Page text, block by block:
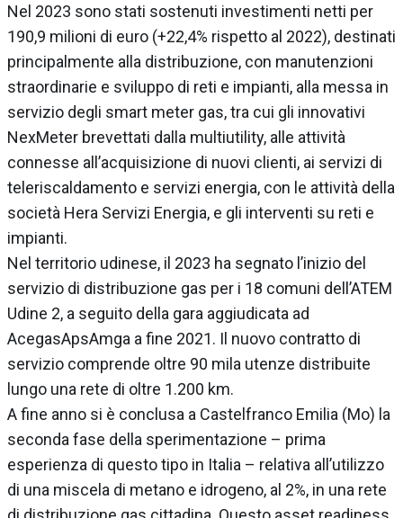
Nel 2023 sono stati sostenuti investimenti netti per
190,9 milioni di euro (+22,4% rispetto al 2022), destinati
principalmente alla distribuzione, con manutenzioni
straordinarie e sviluppo di reti e impianti, alla messa in
servizio degli smart meter gas, tra cui gli innovativi
NexMeter brevettati dalla multiutility, alle attività
connesse all’acquisizione di nuovi clienti, ai servizi di
teleriscaldamento e servizi energia, con le attività della
società Hera Servizi Energia, e gli interventi su reti e
impianti.
Nel territorio udinese, il 2023 ha segnato l’inizio del
servizio di distribuzione gas per i 18 comuni dell’ATEM
Udine 2, a seguito della gara aggiudicata ad
AcegasApsAmga a fine 2021. Il nuovo contratto di
servizio comprende oltre 90 mila utenze distribuite
lungo una rete di oltre 1.200 km.
A fine anno si è conclusa a Castelfranco Emilia (Mo) la
seconda fase della sperimentazione – prima
esperienza di questo tipo in Italia – relativa all’utilizzo
di una miscela di metano e idrogeno, al 2%, in una rete